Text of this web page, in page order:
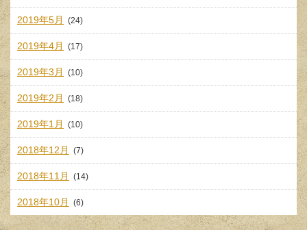
2019年5月 (24)
2019年4月 (17)
2019年3月 (10)
2019年2月 (18)
2019年1月 (10)
2018年12月 (7)
2018年11月 (14)
2018年10月 (6)